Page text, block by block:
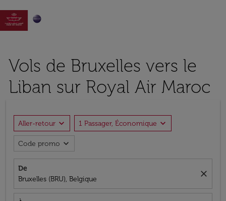

Vols de Bruxelles vers le
Liban sur Royal Air Maroc
Aller-retour expand_more 1 Passager, Économique expand_more
Code promo expand_more
De
Bruxelles (BRU), Belgique
close